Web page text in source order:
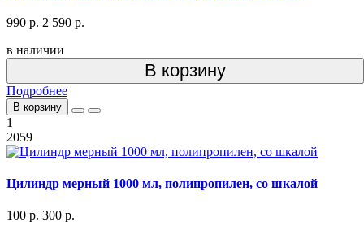
990 р. 2 590 р.
в наличии
В корзину
Подробнее
В корзину
1
2059
Цилиндр мерный 1000 мл, полипропилен, со шкалой
100 р. 300 р.